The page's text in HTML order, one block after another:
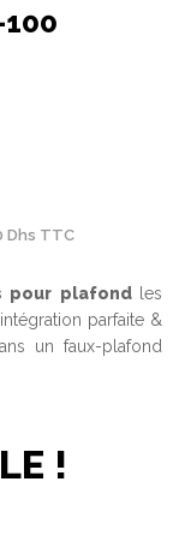
100
Dhs TTC
pour plafond
es
parfaite &
un faux-plafond
!